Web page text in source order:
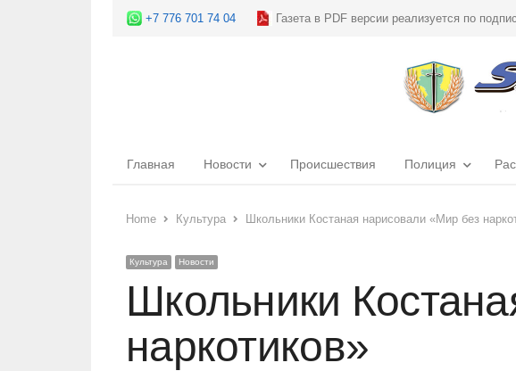
+7 776 701 74 04 Газета в PDF версии реализуется по
Главная Новости Происшествия Полиция
Home
Культура Школьники Костаная нарисовали «Мир без
Культура Новости
Школьники
наркотиков»